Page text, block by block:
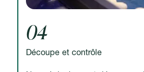
04
Découpe et contrôle